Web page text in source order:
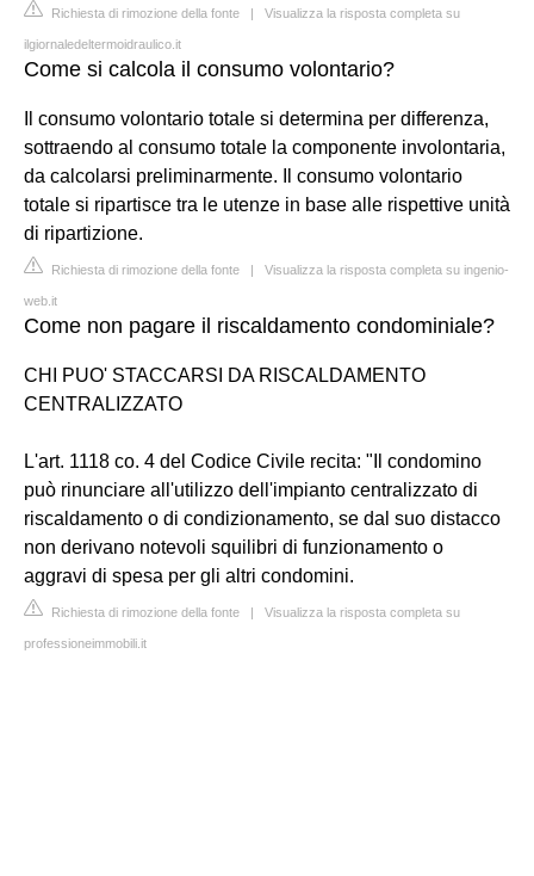
Richiesta di rimozione della fonte | Visualizza la risposta completa su
ilgiornaledeltermoidraulico.it
Come si calcola il consumo volontario?
Il consumo volontario totale si determina per differenza,
sottraendo al consumo totale la componente involontaria,
da calcolarsi preliminarmente. Il consumo volontario
totale si ripartisce tra le utenze in base alle rispettive unità
di ripartizione.
Richiesta di rimozione della fonte | Visualizza la risposta completa su ingenio-
web.it
Come non pagare il riscaldamento condominiale?
CHI PUO' STACCARSI DA RISCALDAMENTO
CENTRALIZZATO
L'art. 1118 co. 4 del Codice Civile recita: "Il condomino
può rinunciare all'utilizzo dell'impianto centralizzato di
riscaldamento o di condizionamento, se dal suo distacco
non derivano notevoli squilibri di funzionamento o
aggravi di spesa per gli altri condomini.
Richiesta di rimozione della fonte | Visualizza la risposta completa su
professioneimmobili.it